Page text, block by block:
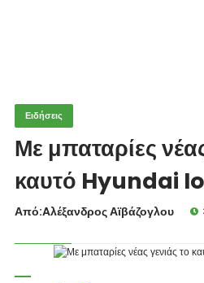
Ειδήσεις
Με μπαταρίες
καυτό Hyundai
Από:Aλέξανδρος Αϊβάζογλου